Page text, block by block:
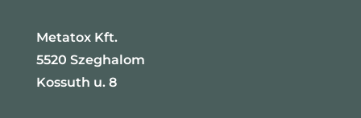
Metatox Kft.
5520 Szeghalom
Kossuth u. 8